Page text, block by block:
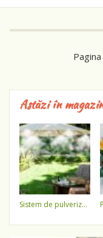
Pagina
Astăzi în magazin
sistem de pulverizare a apei